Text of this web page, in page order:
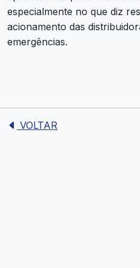
especialmente no que diz
acionamento das
emergências.
VOLTAR